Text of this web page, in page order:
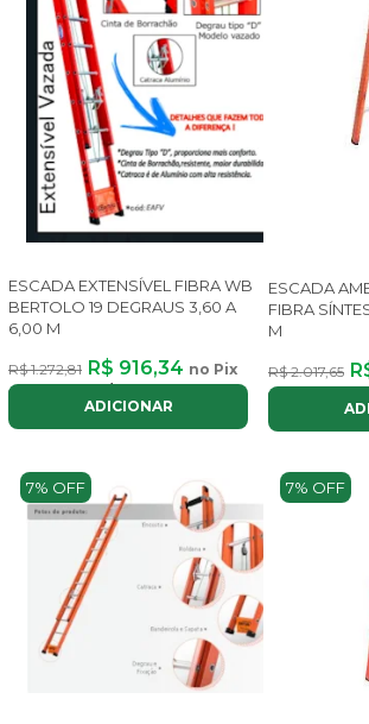
ESCADA EXTENSÍVEL FIBRA WB
BERTOLO 19 DEGRAUS 3,60 A
6,00 M
R$ 1.272,81 R$ 916,34 no Pix
ou até8xdeR$ 137,67com juros
ADICIONAR
ESCADA
FIBRA
M
R$ 2.017,65
ou até
7% OFF 7% OFF